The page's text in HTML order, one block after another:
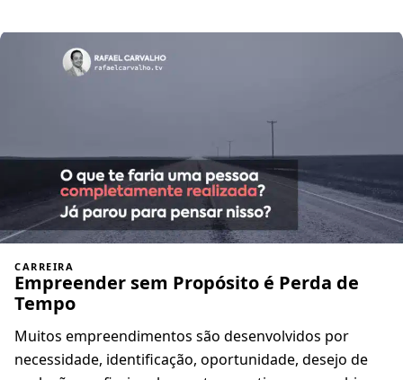
CARREIRA
Empreender sem Propósito é Perda de
Tempo
Muitos empreendimentos são desenvolvidos por
necessidade, identificação, oportunidade, desejo de